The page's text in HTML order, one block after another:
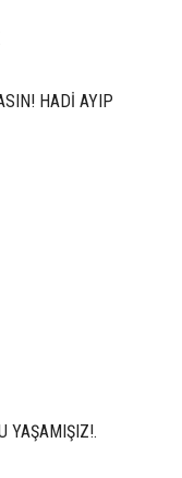
HADİ AYIP
YAŞAMIŞIZ!.